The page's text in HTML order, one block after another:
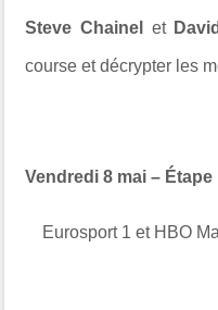
Steve Chainel et
course et décrypter les
Vendredi 8 mai – Étape
Eurosport 1 et HBO